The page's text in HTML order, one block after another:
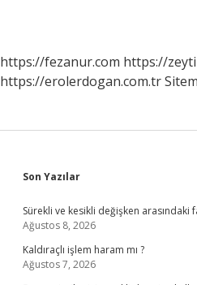
Mi
https://fezanur.com https://
https://erolerdogan.com.tr
Sidebar
Son Yazılar
Sürekli ve kesikli değişken arasındaki
Ağustos 8, 2026
Kaldıraçlı işlem haram mı ?
Ağustos 7, 2026